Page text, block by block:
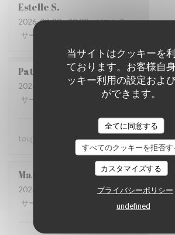
当サイトはクッキーを
ております。お客様自
ッキー利用の設定およ
ができます。
全てに同意する
すべてのクッキーを拒否す
カスタマイズする
プライバシーポリシー
undefined
Estelle S
2026-07-23- 20:00 - ゲスト 2
サービス
Patrick
2026-07-23
- 13:30 - ゲスト 2
サービス
5/5 メニュー: 5
toujours parfait comme d'habitude
Maryvonne
2026-07-23
- 12:30 - ゲスト 2
サービス
メニュー: